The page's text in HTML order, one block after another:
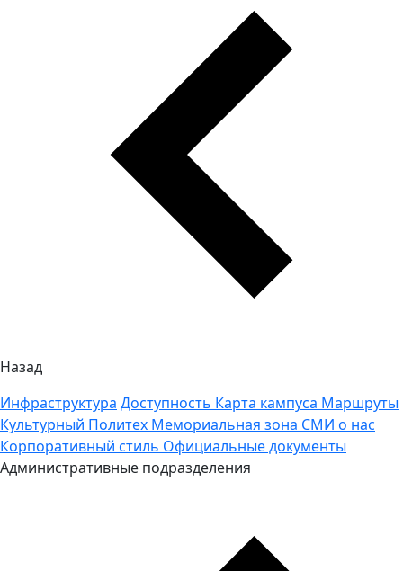
Назад
Инфраструктура Доступность Карта кампуса Маршруты
Культурный Политех Мемориальная зона СМИ о нас
Корпоративный стиль Официальные документы
Административные подразделения